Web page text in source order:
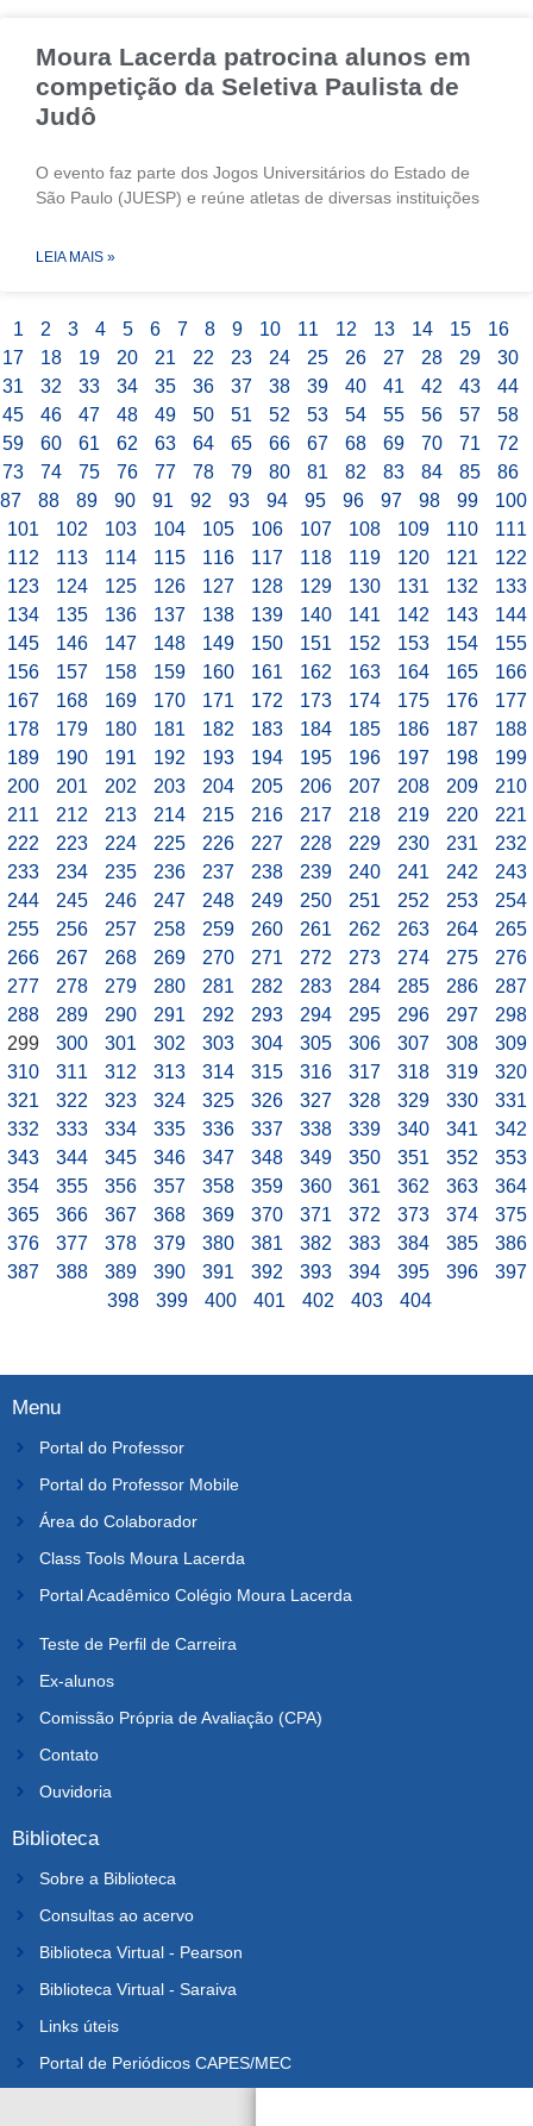
Moura Lacerda patrocina alunos em
competição da Seletiva Paulista de
Judô
O evento faz parte dos Jogos Universitários do Estado de
São Paulo (JUESP) e reúne atletas de diversas instituições
LEIA MAIS »
1 2 3 4 5 6 7 8 9 10 11 12 13 14 15
16
17
18 19 20 21 22 23 24 25 26 27 28 29
30
31
32 33 34 35 36 37 38 39 40 41 42 43
44
45
46 47 48 49 50 51 52 53 54 55 56 57
58
59
60 61 62 63 64 65 66 67 68 69 70 71
72
73
74 75 76 77 78 79 80 81 82 83 84 85
86
87
88 89 90 91 92 93 94 95 96 97 98 99
100
101
102 103 104 105 106 107 108 109 110
111
112
113 114 115 116 117 118 119 120 121
122
123
124 125 126 127 128 129 130 131 132
133
134
135 136 137 138 139 140 141 142 143
144
145
146 147 148 149 150 151 152 153 154
155
156
157 158 159 160 161 162 163 164 165
166
167
168 169 170 171 172 173 174 175 176
177
178
179 180 181 182 183 184 185 186 187
188
189
190 191 192 193 194 195 196 197 198
199
200
201 202 203 204 205 206 207 208 209
210
211
212 213 214 215 216 217 218 219 220
221
222
223 224 225 226 227 228 229 230 231
232
233
234 235 236 237 238 239 240 241 242
243
244
245 246 247 248 249 250 251 252 253
254
255
256 257 258 259 260 261 262 263 264
265
266
267 268 269 270 271 272 273 274 275
276
277
278 279 280 281 282 283 284 285 286
287
288
289 290 291 292 293 294 295 296 297
298
299
300 301 302 303 304 305 306 307 308
309
310
311 312 313 314 315 316 317 318 319
320
321
322 323 324 325 326 327 328 329 330
331
332
333 334 335 336 337 338 339 340 341
342
343
344 345 346 347 348 349 350 351 352
353
354
355 356 357 358 359 360 361 362 363
364
365
366 367 368 369 370 371 372 373 374
375
376
377 378 379 380 381 382 383 384 385
386
387
388 389 390 391 392 393 394 395 396
397
398
399 400 401 402 403 404
Menu
Portal do Professor
Portal do Professor Mobile
Área do Colaborador
Class Tools Moura Lacerda
Portal Acadêmico Colégio Moura Lacerda
Teste de Perfil de Carreira
Ex-alunos
Comissão Própria de Avaliação (CPA)
Contato
Ouvidoria
Biblioteca
Sobre a Biblioteca
Consultas ao acervo
Biblioteca Virtual - Pearson
Biblioteca Virtual - Saraiva
Links úteis
Portal de Periódicos CAPES/MEC